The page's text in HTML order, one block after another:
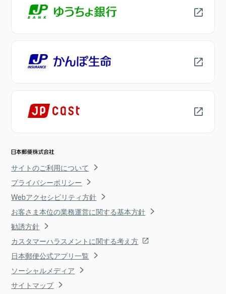
サイトのご利用について
プライバシーポリシー
Webアクセシビリティ方針
お客さま本位の業務運営に関する基本方針
勧誘方針
カスタマーハラスメントに関する考え方
日本郵便公式アプリ一覧
ソーシャルメディア
サイトマップ